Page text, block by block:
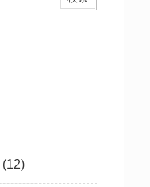
(12)